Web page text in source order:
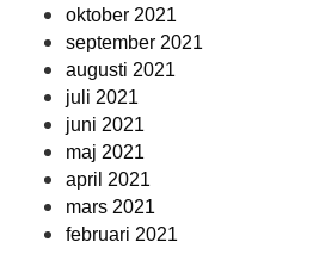
oktober 2021
september 2021
augusti 2021
juli 2021
juni 2021
maj 2021
april 2021
mars 2021
februari 2021